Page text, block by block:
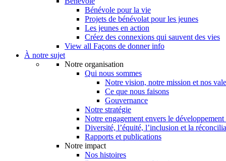
Bénévole pour la vie
Projets de bénévolat pour les jeunes
Les jeunes en action
Créez des connexions qui sauvent des vies
View all Façons de donner info
À notre sujet
Notre organisation
Qui nous sommes
Notre vision, notre mission et nos
Ce que nous faisons
Gouvernance
Notre stratégie
Notre engagement envers le
Diversité, l’équité, l’inclusion et la
Rapports et publications
Notre impact
Nos histoires